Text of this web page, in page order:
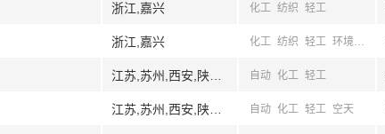
浙江,嘉兴 化工 纺织 轻工
浙江,嘉兴 化工 纺织 轻工 环境 食品
自动 化工 轻工
自动 化工 轻工 空天